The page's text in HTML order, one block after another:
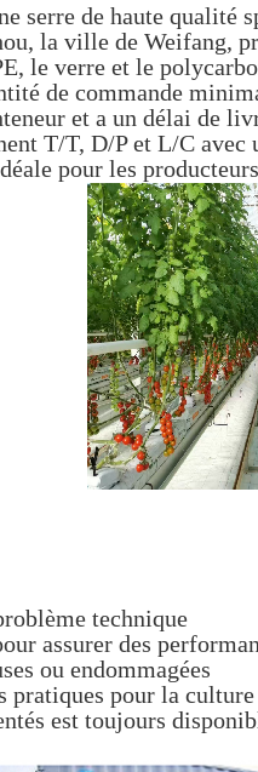
serre de haute qualité
la ville de Weifang,
le verre et le
de commande
et a un délai de
T/T, D/P et L/C
pour les
technique
assurer des
ou endommagées
pour la culture
est toujours